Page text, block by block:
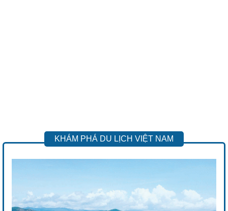
KHÁM PHÁ DU LỊCH VIỆT NAM